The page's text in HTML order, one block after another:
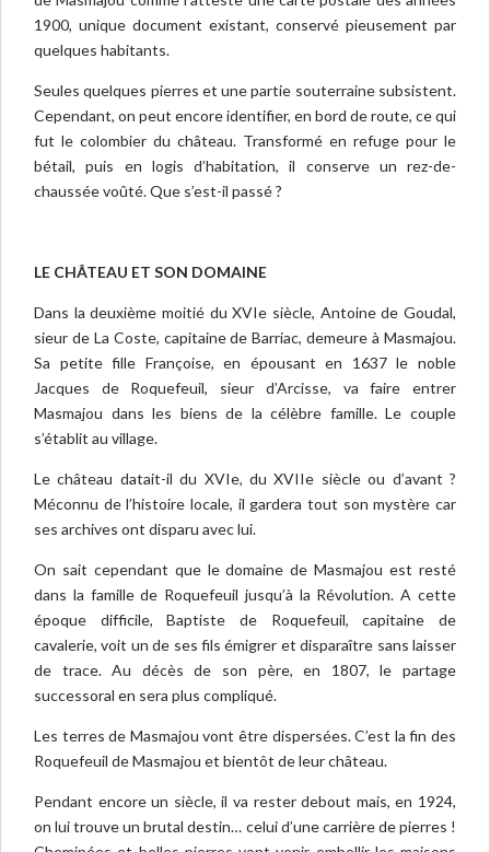
1900, unique document existant, conservé pieusement par
quelques habitants.
Seules quelques pierres et une partie souterraine subsistent.
Cependant, on peut encore identifier, en bord de route, ce qui
fut le colombier du château. Transformé en refuge pour le
bétail, puis en logis d’habitation, il conserve un rez-de-
chaussée voûté. Que s’est-il passé ?
LE CHÂTEAU ET SON DOMAINE
Dans la deuxième moitié du XVIe siècle, Antoine de Goudal,
sieur de La Coste, capitaine de Barriac, demeure à Masmajou.
Sa petite fille Françoise, en épousant en 1637 le noble
Jacques de Roquefeuil, sieur d’Arcisse, va faire entrer
Masmajou dans les biens de la célèbre famille. Le couple
s’établit au village.
Le château datait-il du XVIe, du XVIIe siècle ou d’avant ?
Méconnu de l’histoire locale, il gardera tout son mystère car
ses archives ont disparu avec lui.
On sait cependant que le domaine de Masmajou est resté
dans la famille de Roquefeuil jusqu’à la Révolution. A cette
époque difficile, Baptiste de Roquefeuil, capitaine de
cavalerie, voit un de ses fils émigrer et disparaître sans laisser
de trace. Au décès de son père, en 1807, le partage
successoral en sera plus compliqué.
Les terres de Masmajou vont être dispersées. C’est la fin des
Roquefeuil de Masmajou et bientôt de leur château.
Pendant encore un siècle, il va rester debout mais, en 1924,
on lui trouve un brutal destin… celui d’une carrière de pierres !